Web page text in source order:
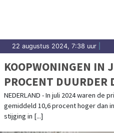
22 augustus 2024, 7:38 uur
KOOPWONINGEN IN
PROCENT DUURDER
NEDERLAND - In juli 2024 waren de
gemiddeld 10,6 procent hoger dan
stijging in [...]